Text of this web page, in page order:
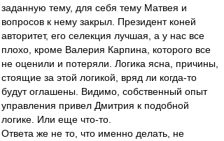
заданную тему, для себя тему Матвея и
вопросов к нему закрыл. Президент коней
авторитет, его селекция лучшая, а у нас все
плохо, кроме Валерия Карпина, которого все
не оценили и потеряли. Логика ясна, причины,
стоящие за этой логикой, вряд ли когда-то
будут оглашены. Видимо, собственный опыт
управления привел Дмитрия к подобной
логике. Или еще что-то.
Ответа же не то, что именно делать, не